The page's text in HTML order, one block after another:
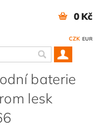
CZK EUR
0 Kč
baterie
lesk